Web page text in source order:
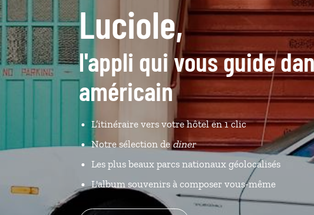
Luciole,
l'appli qui vous guide
américain
L’itinéraire vers votre hôtel en 1 clic
Notre sélection dediner
Les plus beaux parcs nationaux géolocalisés
L'album souvenirs à composer vous-même